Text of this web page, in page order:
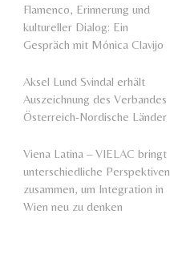
Flamenco, Erinnerung und
kultureller Dialog: Ein
Gespräch mit Mónica Clavijo
Aksel Lund Svindal erhält
Auszeichnung des Verbandes
Österreich-Nordische Länder
Viena Latina – VIELAC bringt
unterschiedliche Perspektiven
zusammen, um Integration in
Wien neu zu denken